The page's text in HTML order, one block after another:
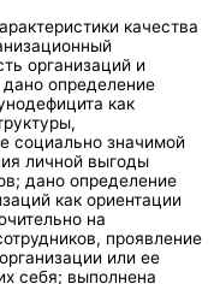
качества
организаций и
дано определение
как
социально значимой
личной выгоды
дано определение
как ориентации
на
проявление
или ее
себя; выполнена